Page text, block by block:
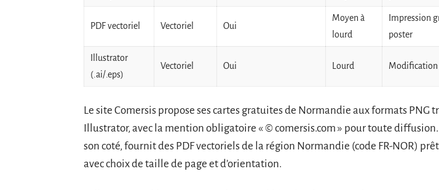
PDF vectoriel Vectoriel Oui
Moyen à
lourd
Impression
poster
Illustrator
(.ai/.eps)
Vectoriel Oui Lourd Modification
Le site Comersis propose ses cartes gratuites de Normandie aux formats PNG
Illustrator, avec la mention obligatoire « © comersis.com » pour toute diffusion.
son coté, fournit des PDF vectoriels de la région Normandie (code FR-NOR)
avec choix de taille de page et d’orientation.